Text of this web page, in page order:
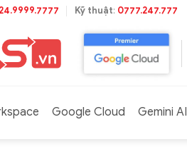
Kỹ thuật: 0777.247.777
Google Cloud Gemini AI